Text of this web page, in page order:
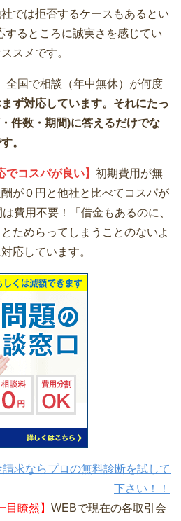
では拒否するケースもあるとい
するところに誠実さを感じてい
スメです。
全国で相談（年中無休）が何度
ず対応しています。それにたっ
件数・期間)に答えるだけでな
。
でコスパが良い】 初期費用が無
が０円と他社と比べてコスパが
費用不要！「借金もあるのに、
ためらってしまうことのないよ
応しています。
求ならプロの無料診断を試して
下さい！！
目瞭然】 WEBで現在の各取引会